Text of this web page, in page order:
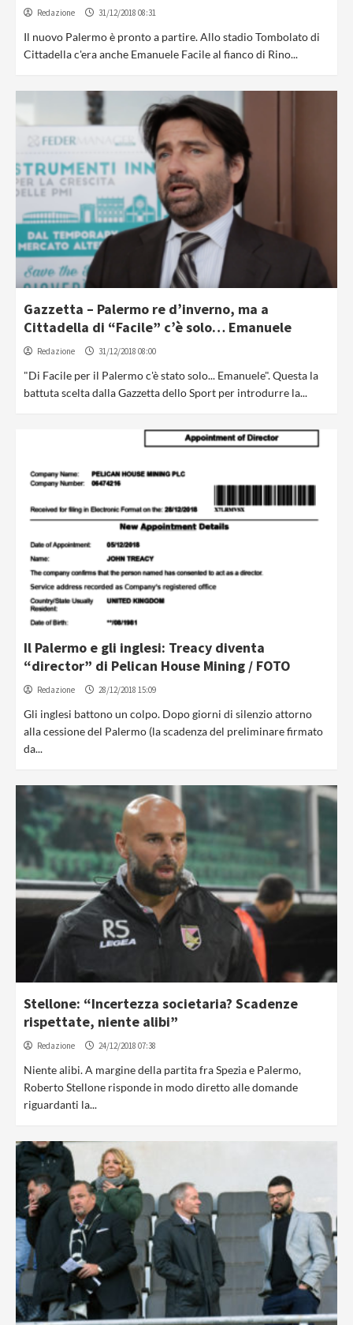
Redazione 31/12/2018 08:31
Il nuovo Palermo è pronto a partire. Allo stadio Tombolato di
Cittadella c'era anche Emanuele Facile al fianco di Rino...
Gazzetta – Palermo re d’inverno, ma a
Cittadella di “Facile” c’è solo… Emanuele
Redazione 31/12/2018 08:00
"Di Facile per il Palermo c'è stato solo... Emanuele". Questa la
battuta scelta dalla Gazzetta dello Sport per introdurre la...
Il Palermo e gli inglesi: Treacy diventa
“director” di Pelican House Mining / FOTO
Redazione 28/12/2018 15:09
Gli inglesi battono un colpo. Dopo giorni di silenzio attorno
alla cessione del Palermo (la scadenza del preliminare firmato
da...
Stellone: “Incertezza societaria? Scadenze
rispettate, niente alibi”
Redazione 24/12/2018 07:38
Niente alibi. A margine della partita fra Spezia e Palermo,
Roberto Stellone risponde in modo diretto alle domande
riguardanti la...